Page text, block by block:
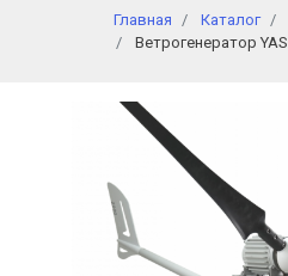
Главная Каталог
Ветрогенератор